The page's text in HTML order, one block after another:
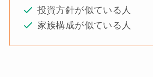
投資方針が似ている人
家族構成が似ている人